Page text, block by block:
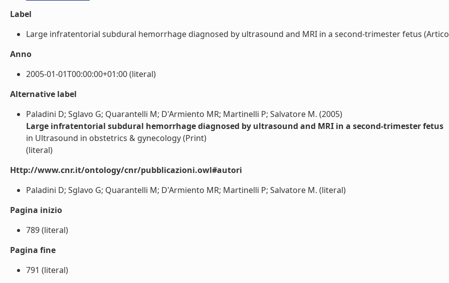
Label
Large infratentorial subdural hemorrhage diagnosed by ultrasound and MRI in a second-trimester fetus
Anno
2005-01-01T00:00:00+01:00 (literal)
Alternative label
Paladini D; Sglavo G; Quarantelli M; D'Armiento MR; Martinelli P; Salvatore M. (2005)
Large infratentorial subdural hemorrhage diagnosed by ultrasound and MRI in a second-trimester fetus
in Ultrasound in obstetrics & gynecology (Print)
(literal)
Http://www.cnr.it/ontology/cnr/pubblicazioni.owl#autori
Paladini D; Sglavo G; Quarantelli M; D'Armiento MR; Martinelli P; Salvatore M. (literal)
Pagina inizio
789 (literal)
Pagina fine
791 (literal)